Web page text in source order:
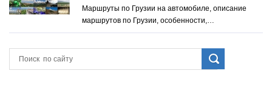
Маршруты по Грузии на автомобиле, описание
маршрутов по Грузии, особенности,…